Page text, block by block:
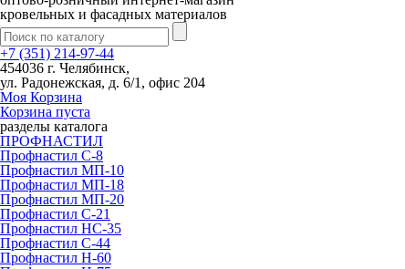
кровельных и фасадных материалов
+7 (351) 214-97-44
454036 г. Челябинск,
ул. Радонежская, д. 6/1, офис 204
Моя Корзина
Корзина пуста
разделы каталога
ПРОФНАСТИЛ
Профнастил С-8
Профнастил МП-10
Профнастил МП-18
Профнастил МП-20
Профнастил С-21
Профнастил НС-35
Профнастил С-44
Профнастил Н-60